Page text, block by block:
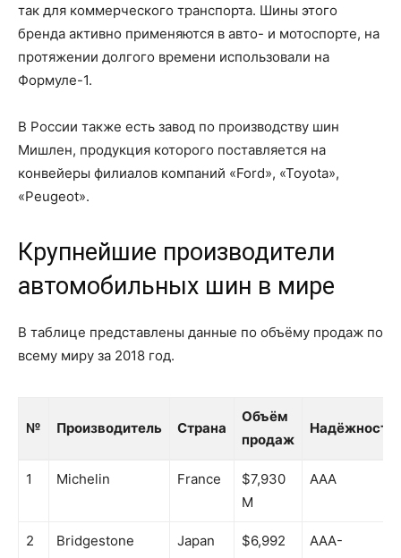
так для коммерческого транспорта. Шины этого
бренда активно применяются в авто- и мотоспорте, на
протяжении долгого времени использовали на
Формуле-1.
В России также есть завод по производству шин
Мишлен, продукция которого поставляется на
конвейеры филиалов компаний «Ford», «Toyota»,
«Peugeot».
Крупнейшие производители
автомобильных шин в мире
В таблице представлены данные по объёму продаж по
всему миру за 2018 год.
№ Производитель Страна
Объём
продаж
Надёжность
№ Производитель Страна
Объём
продаж
Надёжность
1 Michelin France
$7,930
M
AAA
2 Bridgestone Japan
$6,992
AAA-